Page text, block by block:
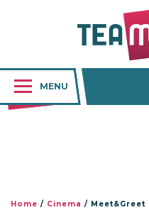
MENU
Home / Cinema / Meet&Greet con